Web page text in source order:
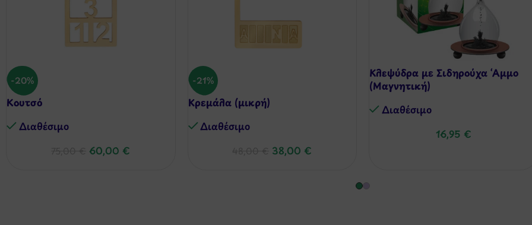
-20%
Κουτσό
Διαθέσιμo
60,00€
-21%
Κρεμάλα (μικρή)
Διαθέσιμo
38,00€
Κλεψύδρα με Σιδηρούχα ‘Αμμο
(Μαγνητική)
Διαθέσιμo
16,95 €